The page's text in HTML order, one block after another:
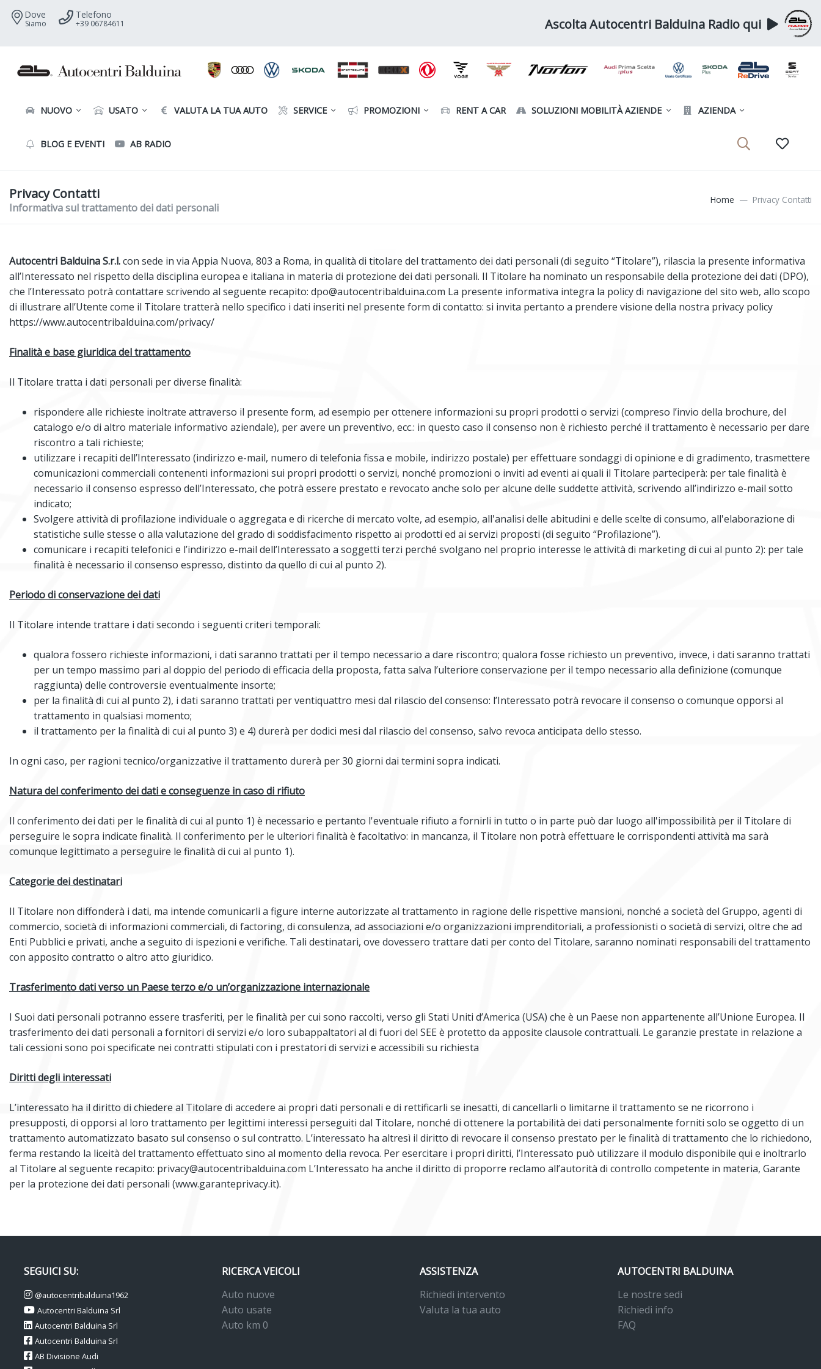
Dove
Siamo
Telefono
+39 06784611 Ascolta Autocentri Balduina Radio qui
NUOVO USATO VALUTA LA TUA AUTO SERVICE PROMOZIONI RENT A CAR SOLUZIONI MOBILITÀ AZIENDE AZIENDA
BLOG E EVENTI AB RADIO
Privacy Contatti
Informativa sul trattamento dei dati personali
Home Privacy Contatti
Autocentri Balduina S.r.l.con sede in via Appia Nuova, 803 a Roma, in qualità di titolare del trattamento dei dati personali (di seguito “Titolare”), rilascia la presente informativa
all’Interessato nel rispetto della disciplina europea e italiana in materia di protezione dei dati personali. Il Titolare ha nominato un responsabile della protezione dei dati (DPO),
che l’Interessato potrà contattare scrivendo al seguente recapito: dpo@autocentribalduina.com La presente informativa integra la policy di navigazione del sito web, allo scopo
di illustrare all’Utente come il Titolare tratterà nello specifico i dati inseriti nel presente form di contatto: si invita pertanto a prendere visione della nostra privacy policy
https://www.autocentribalduina.com/privacy/
Finalità e base giuridica del trattamento
Il Titolare tratta i dati personali per diverse finalità:
rispondere alle richieste inoltrate attraverso il presente form, ad esempio per ottenere informazioni su propri prodotti o servizi (compreso l’invio della brochure, del
catalogo e/o di altro materiale informativo aziendale), per avere un preventivo, ecc.: in questo caso il consenso non è richiesto perché il trattamento è necessario per dare
riscontro a tali richieste;
utilizzare i recapiti dell’Interessato (indirizzo e-mail, numero di telefonia fissa e mobile, indirizzo postale) per effettuare sondaggi di opinione e di gradimento, trasmettere
comunicazioni commerciali contenenti informazioni sui propri prodotti o servizi, nonché promozioni o inviti ad eventi ai quali il Titolare parteciperà: per tale finalità è
necessario il consenso espresso dell’Interessato, che potrà essere prestato e revocato anche solo per alcune delle suddette attività, scrivendo all’indirizzo e-mail sotto
indicato;
Svolgere attività di profilazione individuale o aggregata e di ricerche di mercato volte, ad esempio, all'analisi delle abitudini e delle scelte di consumo, all'elaborazione di
statistiche sulle stesse o alla valutazione del grado di soddisfacimento rispetto ai prodotti ed ai servizi proposti (di seguito “Profilazione”).
comunicare i recapiti telefonici e l’indirizzo e-mail dell’Interessato a soggetti terzi perché svolgano nel proprio interesse le attività di marketing di cui al punto 2): per tale
finalità è necessario il consenso espresso, distinto da quello di cui al punto 2).
Periodo di conservazione dei dati
Il Titolare intende trattare i dati secondo i seguenti criteri temporali:
qualora fossero richieste informazioni, i dati saranno trattati per il tempo necessario a dare riscontro; qualora fosse richiesto un preventivo, invece, i dati saranno trattati
per un tempo massimo pari al doppio del periodo di efficacia della proposta, fatta salva l’ulteriore conservazione per il tempo necessario alla definizione (comunque
raggiunta) delle controversie eventualmente insorte;
per la finalità di cui al punto 2), i dati saranno trattati per ventiquattro mesi dal rilascio del consenso: l’Interessato potrà revocare il consenso o comunque opporsi al
trattamento in qualsiasi momento;
il trattamento per la finalità di cui al punto 3) e 4) durerà per dodici mesi dal rilascio del consenso, salvo revoca anticipata dello stesso.
In ogni caso, per ragioni tecnico/organizzative il trattamento durerà per 30 giorni dai termini sopra indicati.
Natura del conferimento dei dati e conseguenze in caso di rifiuto
Il conferimento dei dati per le finalità di cui al punto 1) è necessario e pertanto l'eventuale rifiuto a fornirli in tutto o in parte può dar luogo all'impossibilità per il Titolare di
perseguire le sopra indicate finalità. Il conferimento per le ulteriori finalità è facoltativo: in mancanza, il Titolare non potrà effettuare le corrispondenti attività ma sarà
comunque legittimato a perseguire le finalità di cui al punto 1).
Categorie dei destinatari
Il Titolare non diffonderà i dati, ma intende comunicarli a figure interne autorizzate al trattamento in ragione delle rispettive mansioni, nonché a società del Gruppo, agenti di
commercio, società di informazioni commerciali, di factoring, di consulenza, ad associazioni e/o organizzazioni imprenditoriali, a professionisti o società di servizi, oltre che ad
Enti Pubblici e privati, anche a seguito di ispezioni e verifiche. Tali destinatari, ove dovessero trattare dati per conto del Titolare, saranno nominati responsabili del trattamento
con apposito contratto o altro atto giuridico.
Trasferimento dati verso un Paese terzo e/o un’organizzazione internazionale
I Suoi dati personali potranno essere trasferiti, per le finalità per cui sono raccolti, verso gli Stati Uniti d’America (USA) che è un Paese non appartenente all’Unione Europea. Il
trasferimento dei dati personali a fornitori di servizi e/o loro subappaltatori al di fuori del SEE è protetto da apposite clausole contrattuali. Le garanzie prestate in relazione a
tali cessioni sono poi specificate nei contratti stipulati con i prestatori di servizi e accessibili su richiesta
Diritti degli interessati
L’interessato ha il diritto di chiedere al Titolare di accedere ai propri dati personali e di rettificarli se inesatti, di cancellarli o limitarne il trattamento se ne ricorrono i
presupposti, di opporsi al loro trattamento per legittimi interessi perseguiti dal Titolare, nonché di ottenere la portabilità dei dati personalmente forniti solo se oggetto di un
trattamento automatizzato basato sul consenso o sul contratto. L’interessato ha altresì il diritto di revocare il consenso prestato per le finalità di trattamento che lo richiedono,
ferma restando la liceità del trattamento effettuato sino al momento della revoca. Per esercitare i propri diritti, l’Interessato può utilizzare il modulo disponibile qui e inoltrarlo
al Titolare al seguente recapito: privacy@autocentribalduina.com L’Interessato ha anche il diritto di proporre reclamo all’autorità di controllo competente in materia, Garante
per la protezione dei dati personali (www.garanteprivacy.it).
SEGUICI SU:
@autocentribalduina1962
Autocentri Balduina Srl
Autocentri Balduina Srl
Autocentri Balduina Srl
AB Divisione Audi
RICERCA VEICOLI
Auto nuove
Auto usate
Auto km 0
ASSISTENZA
Richiedi intervento
Valuta la tua auto
AUTOCENTRI BALDUINA
Le nostre sedi
Richiedi info
FAQ